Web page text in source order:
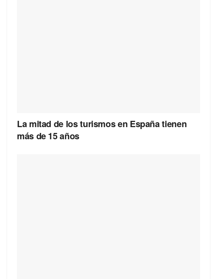
La mitad de los turismos en España tienen
más de 15 años